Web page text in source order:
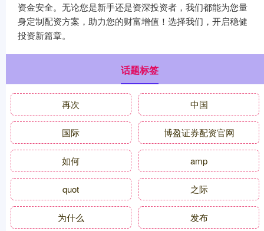
资金安全。无论您是新手还是资深投资者，我们都能为您量
身定制配资方案，助力您的财富增值！选择我们，开启稳健
投资新篇章。
话题标签
再次 中国
国际 博盈证券配资官网
如何 amp
quot 之际
为什么 发布